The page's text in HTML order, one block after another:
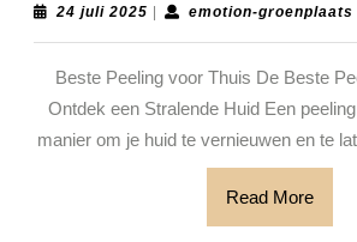
24 juli 2025 24
| emotion-groenplaats
Beste Peeling voor Thuis De Beste
Ontdek een Stralende Huid Een
manier om je huid te vernieuwen en te
Read MoreRead
More